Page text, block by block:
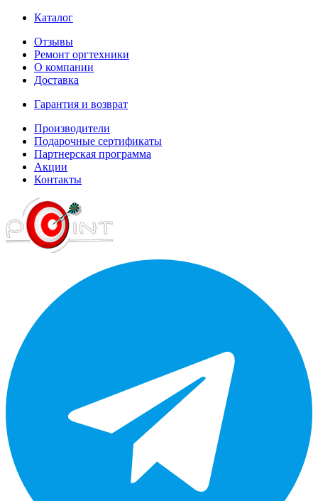
Каталог
Отзывы
Ремонт оргтехники
О компании
Доставка
Гарантия и возврат
Производители
Подарочные сертификаты
Партнерская программа
Акции
Контакты